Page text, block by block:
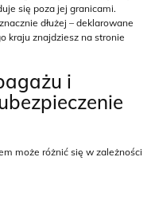
się poza jej granicami.
dłużej – deklarowane
kraju znajdziesz na stronie
i
może różnić się w zależności